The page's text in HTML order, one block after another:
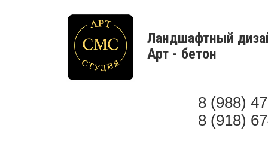
Ландшафтный
Арт - бетон
8 (988)
8 (918)